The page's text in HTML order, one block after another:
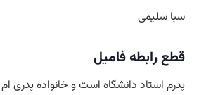
سبا سلیمی
قطع رابطه فامیل
پدرم استاد دانشگاه است و خانواده پدری